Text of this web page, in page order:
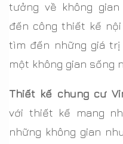
tưởng về không
đến công thiết kế
tìm đến những giá
một không gian sống
Thiết kế chung cư
với thiết kế mang
những không gian